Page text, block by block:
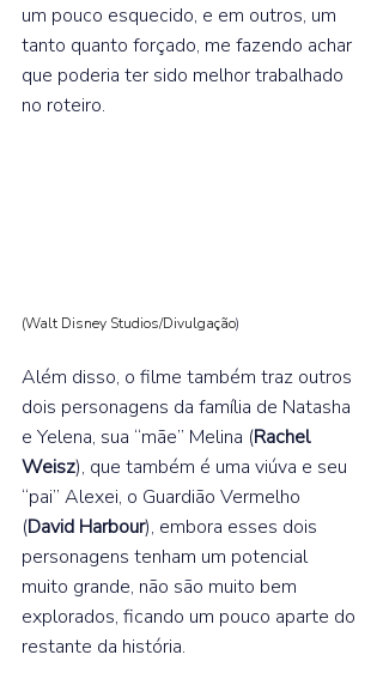
um pouco esquecido, e em outros, um
tanto quanto forçado, me fazendo achar
que poderia ter sido melhor trabalhado
no roteiro.
(Walt Disney Studios/Divulgação)
Além disso, o filme também traz outros
dois personagens da família de Natasha
e Yelena, sua “mãe” Melina (Rachel
Weisz), que também é uma viúva e seu
“pai” Alexei, o Guardião Vermelho
(David Harbour), embora esses dois
personagens tenham um potencial
muito grande, não são muito bem
explorados, ficando um pouco aparte do
restante da história.